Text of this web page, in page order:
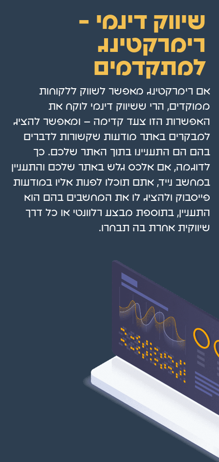
שיווק דינמי -
רימרקטינג
למתקדמים
אם רימרקטינג מאפשר לשווק ללקוחות
ממוקדים, הרי ששיווק דינמי לוקח את
האפשרות הזו צעד קדימה – ומאפשר להציג
למבקרים באתר מודעות שקשורות לדברים
בהם הם התעניינו בתוך האתר שלכם. כך
לדוגמה, אם אלכס גלש באתר שלכם והתעניין
במחשב נייד, אתם תוכלו לפנות אליו במודעות
פייסבוק ולהציג לו את המחשבים בהם הוא
התעניין, בתוספת מבצע רלוונטי או כל דרך
שיווקית אחרת בה תבחרו.